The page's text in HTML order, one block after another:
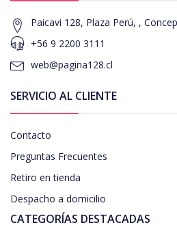
Paicavi 128, Plaza Perú, ,
+56 9 2200 3111
web@pagina128.cl
SERVICIO AL CLIENTE
Contacto
Preguntas Frecuentes
Retiro en tienda
Despacho a domicilio
CATEGORÍAS DESTACADAS